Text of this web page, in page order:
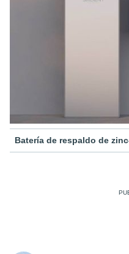
Batería de respaldo de